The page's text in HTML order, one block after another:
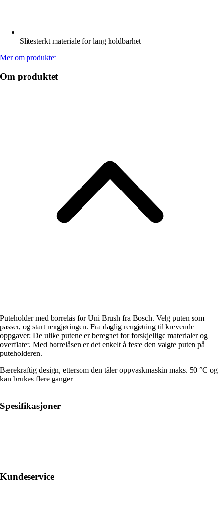
Slitesterkt materiale for lang holdbarhet
Mer om produktet
Om produktet
Puteholder med borrelås for Uni Brush fra Bosch. Velg puten som
passer, og start rengjøringen. Fra daglig rengjøring til krevende
oppgaver: De ulike putene er beregnet for forskjellige materialer og
overflater. Med borrelåsen er det enkelt å feste den valgte puten på
puteholderen.
Bærekraftig design, ettersom den tåler oppvaskmaskin maks. 50 °C og
kan brukes flere ganger
Spesifikasjoner
Kundeservice